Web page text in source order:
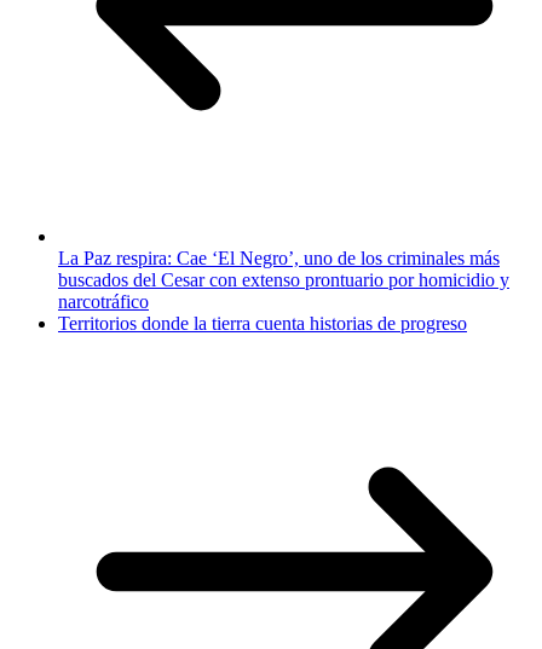
La Paz respira: Cae ‘El Negro’, uno de los criminales más
buscados del Cesar con extenso prontuario por homicidio y
narcotráfico
Territorios donde la tierra cuenta historias de progreso